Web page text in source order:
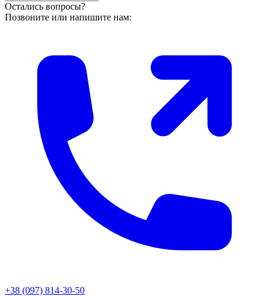
Остались вопросы?
Позвоните или напишите нам:
+38 (097) 814-30-50